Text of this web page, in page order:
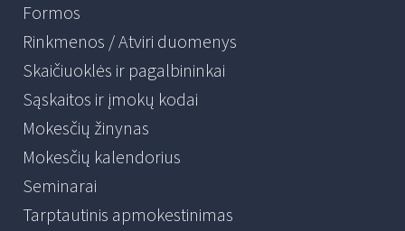
Formos
Rinkmenos / Atviri duomenys
Skaičiuoklės ir pagalbininkai
Sąskaitos ir įmokų kodai
Mokesčių žinynas
Mokesčių kalendorius
Seminarai
Tarptautinis apmokestinimas